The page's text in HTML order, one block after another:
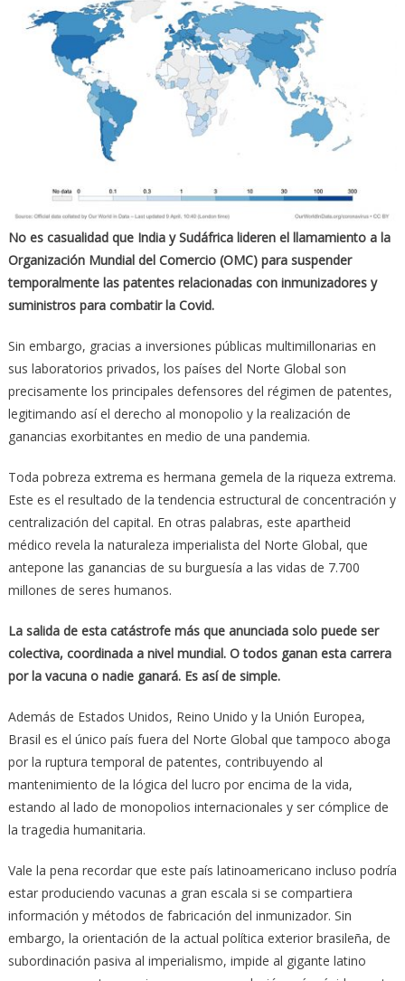
No es casualidad que India y Sudáfrica lideren el llamamiento a la
Organización Mundial del Comercio (OMC) para suspender
temporalmente las patentes relacionadas con inmunizadores y
suministros para combatir la Covid.
Sin embargo, gracias a inversiones públicas multimillonarias en
sus laboratorios privados, los países del Norte Global son
precisamente los principales defensores del régimen de patentes,
legitimando así el derecho al monopolio y la realización de
ganancias exorbitantes en medio de una pandemia.
Toda pobreza extrema es hermana gemela de la riqueza extrema.
Este es el resultado de la tendencia estructural de concentración y
centralización del capital. En otras palabras, este apartheid
médico revela la naturaleza imperialista del Norte Global, que
antepone las ganancias de su burguesía a las vidas de 7.700
millones de seres humanos.
La salida de esta catástrofe más que anunciada solo puede ser
colectiva, coordinada a nivel mundial. O todos ganan esta carrera
por la vacuna o nadie ganará. Es así de simple.
Además de Estados Unidos, Reino Unido y la Unión Europea,
Brasil es el único país fuera del Norte Global que tampoco aboga
por la ruptura temporal de patentes, contribuyendo al
mantenimiento de la lógica del lucro por encima de la vida,
estando al lado de monopolios internacionales y ser cómplice de
la tragedia humanitaria.
Vale la pena recordar que este país latinoamericano incluso podría
estar produciendo vacunas a gran escala si se compartiera
información y métodos de fabricación del inmunizador. Sin
embargo, la orientación de la actual política exterior brasileña, de
subordinación pasiva al imperialismo, impide al gigante latino